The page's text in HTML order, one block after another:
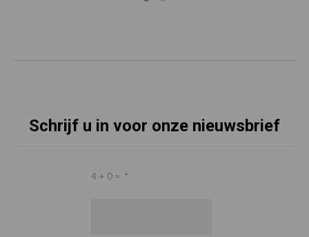
Schrijf u in voor onze nieuwsbrief
4 + 0 = *